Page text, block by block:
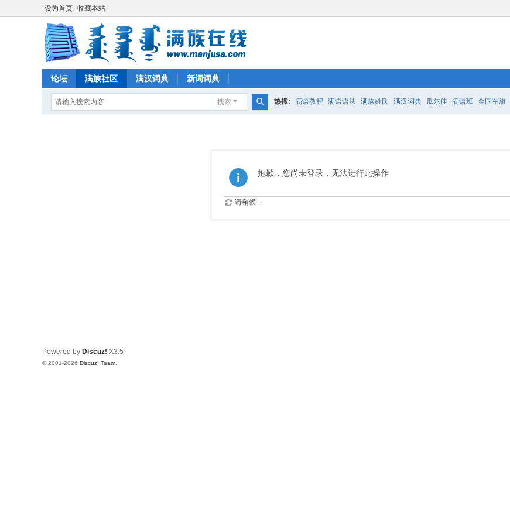
设为首页 收藏本站
论坛 满族社区 满汉词典 新词词典
搜索 热搜: 满语教程 满语语法 满族姓氏 满汉词典 瓜尔佳 满语班 金国军旗
抱歉，您尚未登录，无法进行此操作
请稍候...
Powered by Discuz! X3.5
© 2001-2026 Discuz! Team